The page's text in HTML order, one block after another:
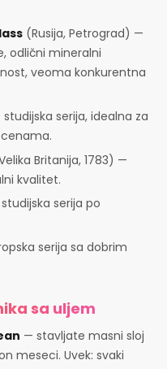
(Rusija, Petrograd) —
odlični mineralni
veoma konkurentna
serija, idealna za
Britanija, 1783) —
kvalitet.
serija po
serija sa dobrim
sa uljem
— stavljate masni sloj
meseci. Uvek: svaki